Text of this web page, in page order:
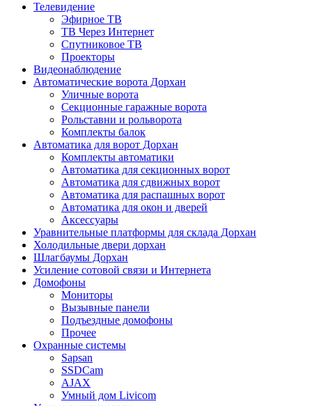
Телевидение
Эфирное ТВ
ТВ Через Интернет
Спутниковое ТВ
Проекторы
Видеонаблюдение
Автоматические ворота Дорхан
Уличные ворота
Секционные гаражные ворота
Рольставни и рольворота
Комплекты балок
Автоматика для ворот Дорхан
Комплекты автоматики
Автоматика для секционных ворот
Автоматика для сдвижных ворот
Автоматика для распашных ворот
Автоматика для окон и дверей
Аксессуары
Уравнительные платформы для склада Дорхан
Холодильные двери дорхан
Шлагбаумы Дорхан
Усиление сотовой связи и Интернета
Домофоны
Мониторы
Вызывные панели
Подъездные домофоны
Прочее
Охранные системы
Sapsan
SSDCam
AJAX
Умный дом Livicom